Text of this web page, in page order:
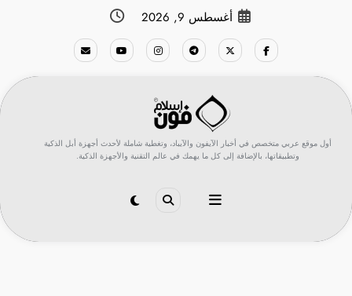
أغسطس 9, 2026
أول موقع عربي متخصص في أخبار الآيفون والآيباد، وتغطية شاملة لأحدث أجهزة أبل الذكية
وتطبيقاتها، بالإضافة إلى كل ما يهمك في عالم التقنية والأجهزة الذكية.